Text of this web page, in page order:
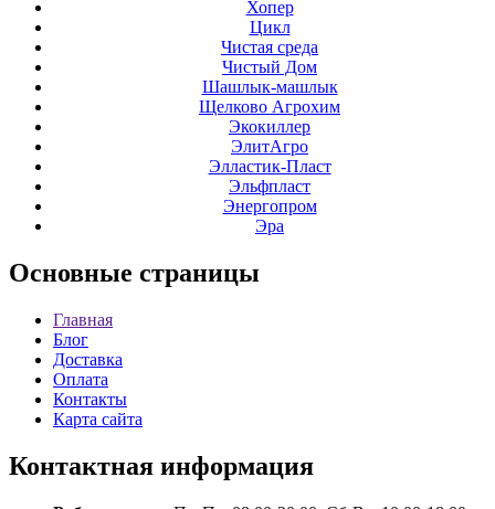
Хопер
Цикл
Чистая среда
Чистый Дом
Шашлык-машлык
Щелково Агрохим
Экокиллер
ЭлитАгро
Элластик-Пласт
Эльфпласт
Энергопром
Эра
Основные страницы
Главная
Блог
Доставка
Оплата
Контакты
Карта сайта
Контактная информация